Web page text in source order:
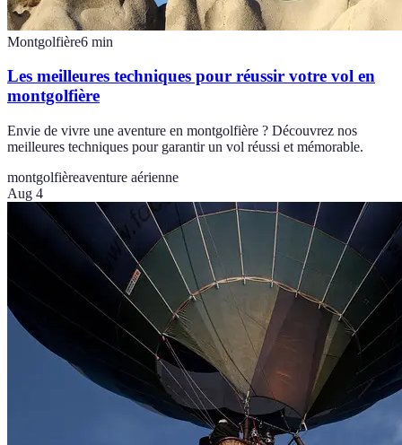
Montgolfière6 min
Les meilleures techniques pour réussir votre vol en
montgolfière
Envie de vivre une aventure en montgolfière ? Découvrez nos
meilleures techniques pour garantir un vol réussi et mémorable.
montgolfièreaventure aérienne
Aug 4